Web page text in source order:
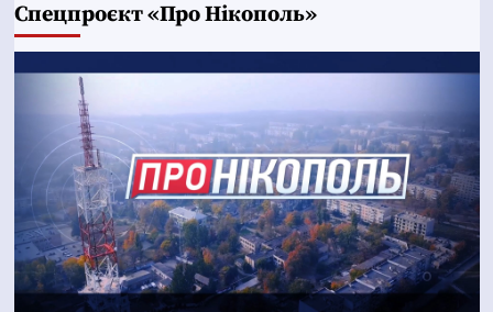
Cпецпроєкт «Про Нікополь»